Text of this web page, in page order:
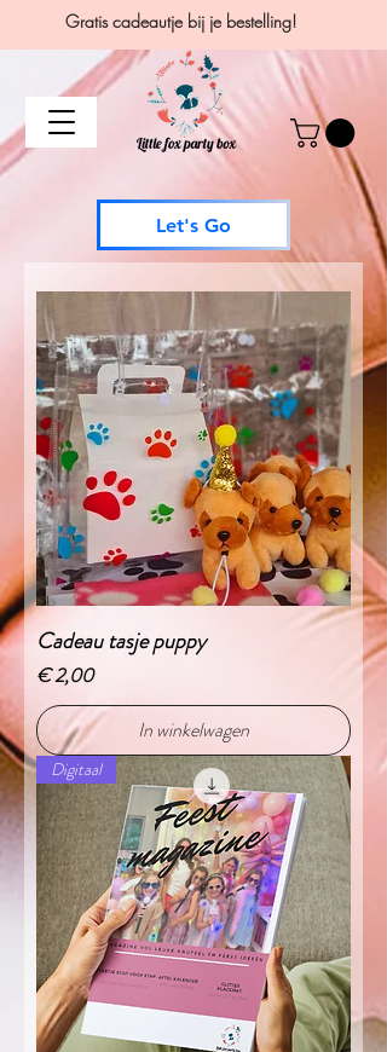
Gratis cadeautje bij je bestelling!
Let's Go
Cadeau tasje puppy
Prijs
€ 2,00
In winkelwagen
Digitaal